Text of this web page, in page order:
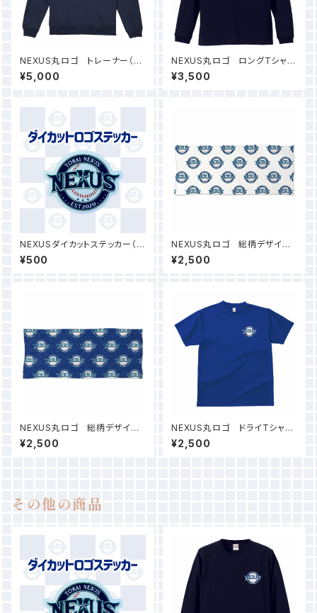
NEXUS丸ロゴ トレーナー（イ
ンディゴ）
¥5,000
NEXUS丸ロゴ ロングTシャツ
（ネイビー）
¥3,500
NEXUSダイカットステッカー（3
枚）
¥500
NEXUS丸ロゴ 総柄デザイン
タオル
¥2,500
NEXUS丸ロゴ 総柄デザイン
タオル（ブルー）
¥2,500
NEXUS丸ロゴ ドライTシャツ
（ジャパンブルー）
¥2,500
その他の商品